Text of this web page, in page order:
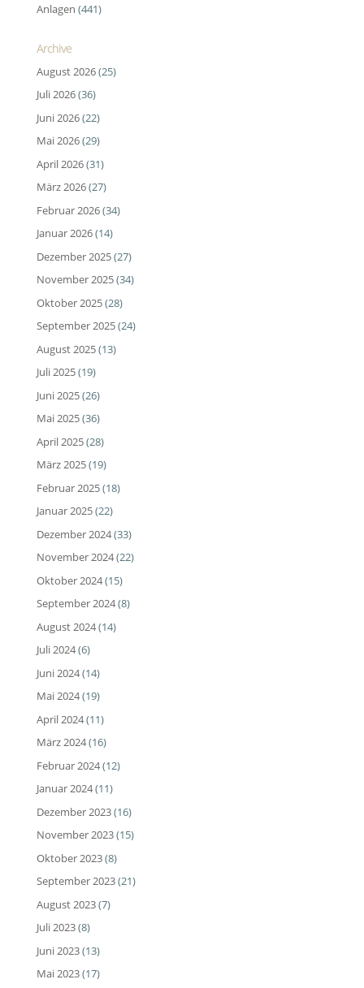
Anlagen (441)
Archive
August 2026(25)
Juli 2026(36)
Juni 2026(22)
Mai 2026(29)
April 2026(31)
März 2026(27)
Februar 2026(34)
Januar 2026(14)
Dezember 2025(27)
November 2025(34)
Oktober 2025(28)
September 2025(24)
August 2025(13)
Juli 2025(19)
Juni 2025(26)
Mai 2025(36)
April 2025(28)
März 2025(19)
Februar 2025(18)
Januar 2025(22)
Dezember 2024(33)
November 2024(22)
Oktober 2024(15)
September 2024(8)
August 2024(14)
Juli 2024(6)
Juni 2024(14)
Mai 2024(19)
April 2024(11)
März 2024(16)
Februar 2024(12)
Januar 2024(11)
Dezember 2023(16)
November 2023(15)
Oktober 2023(8)
September 2023(21)
August 2023(7)
Juli 2023(8)
Juni 2023(13)
Mai 2023(17)